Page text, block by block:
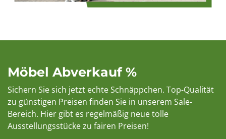
Möbel Abverkauf %
Sichern Sie sich jetzt echte Schnäppchen. Top-Qualität
zu günstigen Preisen finden Sie in unserem Sale-
Bereich. Hier gibt es regelmäßig neue tolle
Ausstellungsstücke zu fairen Preisen!